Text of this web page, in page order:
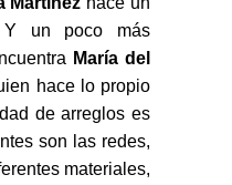
Y un poco más
María del
hace lo propio
de arreglos es
son las redes,
materiales,